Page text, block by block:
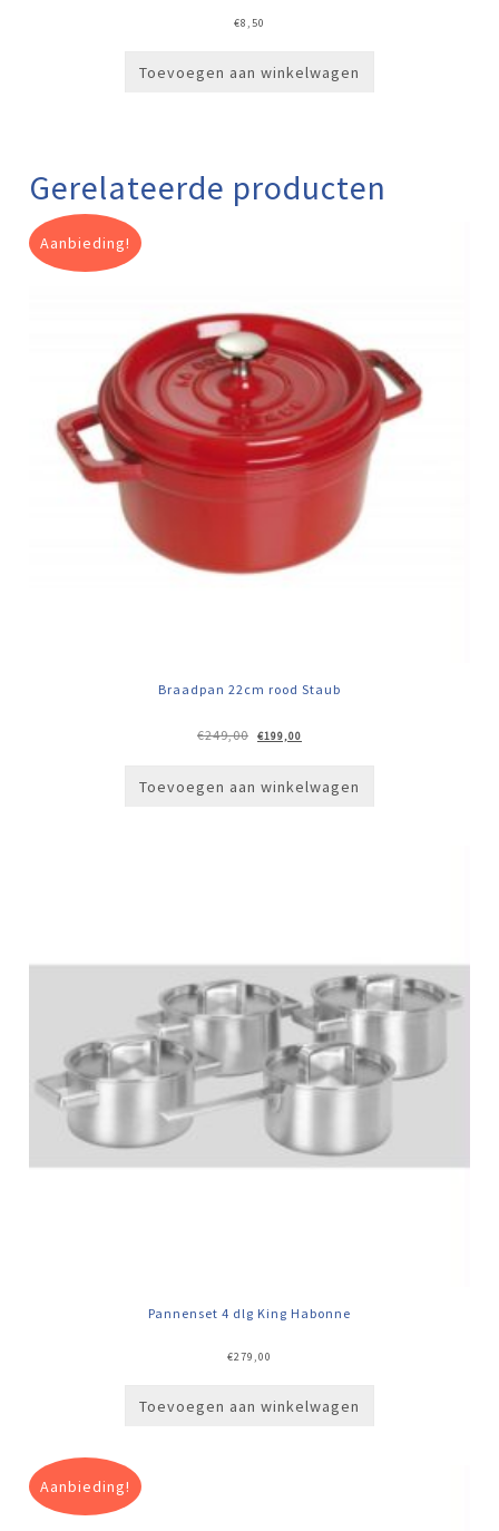
€8,50
Toevoegen aan winkelwagen
Gerelateerde producten
Aanbieding!
Braadpan 22cm rood Staub
€249,00
Oorspronkelijke
prijs
€199,00
prijs
Toevoegen aan winkelwagen
Pannenset 4 dlg King Habonne
€279,00
Toevoegen aan winkelwagen
Aanbieding!